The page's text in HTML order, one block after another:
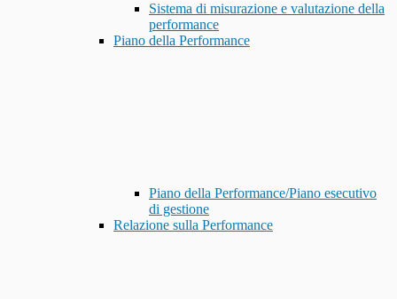
Sistema di misurazione e valutazione della
performance
Piano della Performance
Piano della Performance/Piano esecutivo
di gestione
Relazione sulla Performance